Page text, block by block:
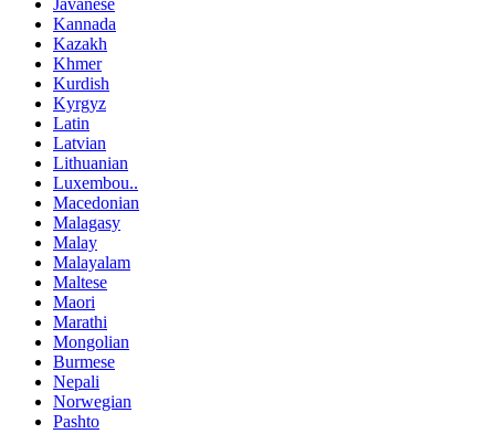
Javanese
Kannada
Kazakh
Khmer
Kurdish
Kyrgyz
Latin
Latvian
Lithuanian
Luxembou..
Macedonian
Malagasy
Malay
Malayalam
Maltese
Maori
Marathi
Mongolian
Burmese
Nepali
Norwegian
Pashto